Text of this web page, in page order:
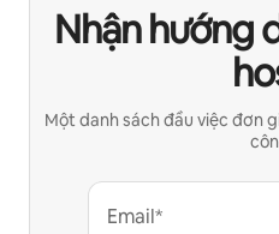
Nhận hướng
Một danh sách đầu việc đơn
Email*